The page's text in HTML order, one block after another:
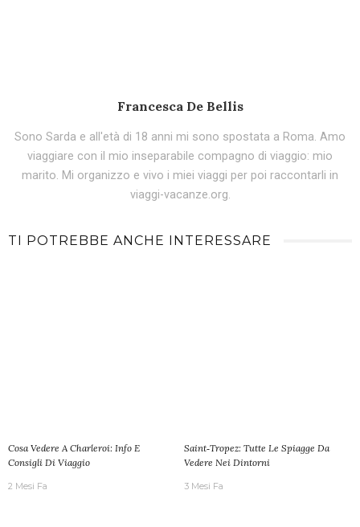
Francesca De Bellis
Sono Sarda e all'età di 18 anni mi sono spostata a Roma. Amo
viaggiare con il mio inseparabile compagno di viaggio: mio
marito. Mi organizzo e vivo i miei viaggi per poi raccontarli in
viaggi-vacanze.org.
TI POTREBBE ANCHE INTERESSARE
Cosa Vedere A Charleroi: Info E
Consigli Di Viaggio
2 Mesi Fa
Saint‑Tropez: Tutte Le Spiagge Da
Vedere Nei Dintorni
3 Mesi Fa